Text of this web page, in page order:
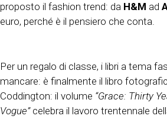
proposto il fashion trend: da H&M ad
euro, perché è il pensiero che conta.
Per un regalo di classe, i libri a tema
mancare: è finalmente il libro
Coddington: il volume “Grace: Thirty
Vogue”celebra il lavoro trentennale